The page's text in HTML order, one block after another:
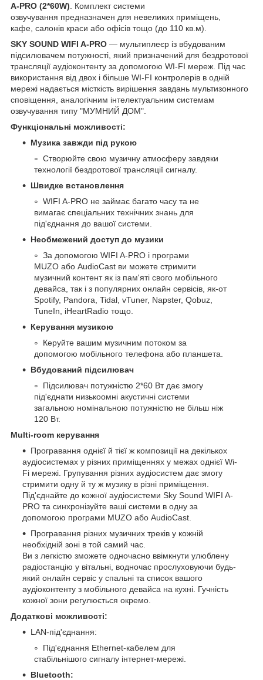
A-PRO (2*60W)
Комплект системи
озвучування предназначен для невеликих приміщень,
кафе, салонів краси або офісів тощо (до 110 кв.м).
SKY SOUND WIFI A-PRO — мультиплеєр із вбудованим
підсилювачем потужності, який призначений для бездротової
трансляції аудіоконтенту за допомогою WI-FI мереж. Під час
використання від двох і більше WI-FI контролерів в одній
мережі надається місткість вирішення завдань мультизонного
сповіщення, аналогічним інтелектуальним системам
озвучування типу "МУМНИЙ ДОМ".
Функціональні можливості:
Музика завжди під рукою
Створюйте свою музичну атмосферу завдяки
технології бездротової трансляції сигналу.
Швидке встановлення
WIFI A-PRO не займає багато часу та не
вимагає спеціальних технічних знань для
під'єднання до вашої системи.
Необмежений доступ до музики
За допомогою WIFI A-PRO і програми
MUZO або AudioCast ви можете стримити
музичний контент як із пам'яті свого мобільного
девайса, так і з популярних онлайн сервісів, як-от
Spotify, Pandora, Tidal, vTuner, Napster, Qobuz,
TuneIn, iHeartRadio тощо.
Керування музикою
Керуйте вашим музичним потоком за
допомогою мобільного телефона або планшета.
Вбудований підсилювач
Підсилювач потужністю 2*60 Вт дає змогу
під'єднати низькоомні акустичні системи
загальною номінальною потужністю не більш ніж
120 Вт.
Multi-room керування
Програвання однієї й тієї ж композиції на декількох
аудіосистемах у різних приміщеннях у межах однієї Wi-
Fi мережі. Групування різних аудіосистем дає змогу
стримити одну й ту ж музику в різні приміщення.
Під'єднайте до кожної аудіосистеми Sky Sound WIFI A-
PRO та синхронізуйте ваші системи в одну за
допомогою програми MUZO або AudioCast.
Програвання різних музичних треків у кожній
необхідній зоні в той самий час.
Ви з легкістю зможете одночасно ввімкнути улюблену
радіостанцію у вітальні, водночас прослуховуючи будь-
який онлайн сервіс у спальні та список вашого
аудіоконтенту з мобільного девайса на кухні. Гучність
кожної зони регулюється окремо.
Додаткові можливості:
LAN-під'єднання:
Під'єднання Ethernet-кабелем для
стабільнішого сигналу інтернет-мережі.
Bluetooth: